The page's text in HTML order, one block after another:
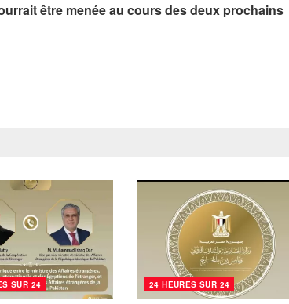
être menée au cours des deux prochains
SUR 24 24 HEURES SUR 24